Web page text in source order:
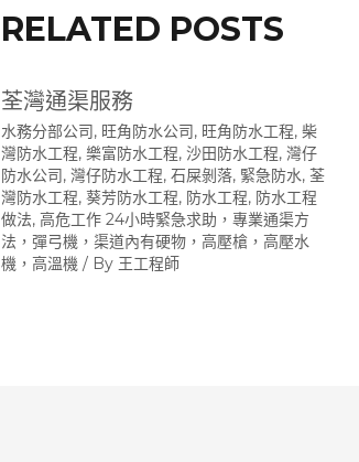
RELATED POSTS
荃灣通渠服務
水務分部公司, 旺角防水公司, 旺角防水工程, 柴
灣防水工程, 樂富防水工程, 沙田防水工程, 灣仔
防水公司, 灣仔防水工程, 石屎剝落, 緊急防水, 荃
灣防水工程, 葵芳防水工程, 防水工程, 防水工程
做法, 高危工作 24小時緊急求助，專業通渠方
法，彈弓機，渠道內有硬物，高壓槍，高壓水
機，高溫機/ By 王工程師